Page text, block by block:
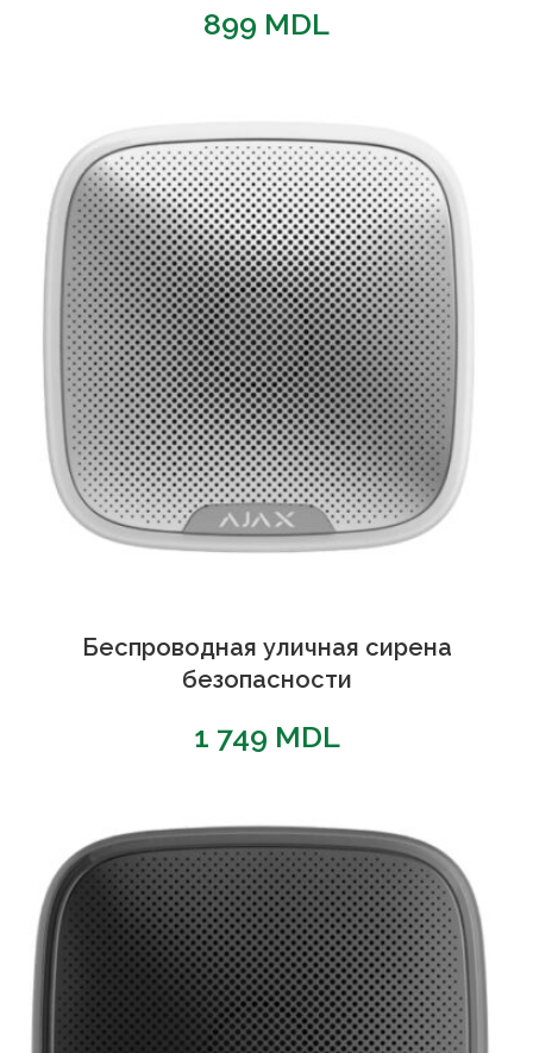
899 MDL
Беспроводная уличная сирена
безопасности
1 749 MDL